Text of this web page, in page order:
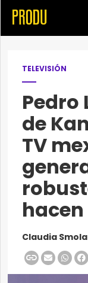
TELEVISIÓN
Pedro
de
TV
Claudia